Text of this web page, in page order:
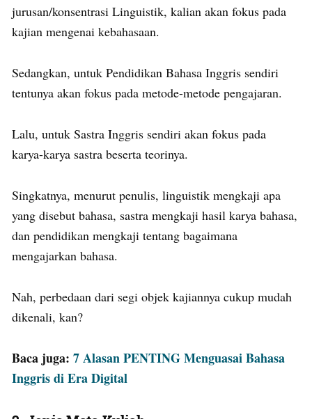
jurusan/konsentrasi Linguistik, kalian akan fokus pada
kajian mengenai kebahasaan.
Sedangkan, untuk Pendidikan Bahasa Inggris sendiri
tentunya akan fokus pada metode-metode pengajaran.
Lalu, untuk Sastra Inggris sendiri akan fokus pada
karya-karya sastra beserta teorinya.
Singkatnya, menurut penulis, linguistik mengkaji apa
yang disebut bahasa, sastra mengkaji hasil karya bahasa,
dan pendidikan mengkaji tentang bagaimana
mengajarkan bahasa.
Nah, perbedaan dari segi objek kajiannya cukup mudah
dikenali, kan?
Baca juga: 7 Alasan PENTING Menguasai Bahasa
Inggris di Era Digital